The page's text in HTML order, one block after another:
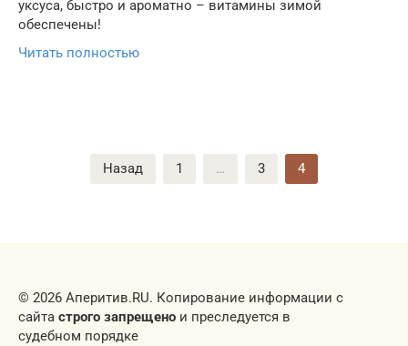
уксуса, быстро и ароматно – витамины зимой
обеспечены!
Читать полностью
Назад 1 … 3 4
© 2026 Аперитив.RU. Копирование информации с
сайта строго запрещено и преследуется в
судебном порядке